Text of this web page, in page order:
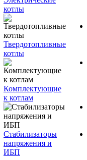
котлы
Твердотопливные
котлы
Комплектующие
к котлам
Стабилизаторы
напряжения и
ИБП